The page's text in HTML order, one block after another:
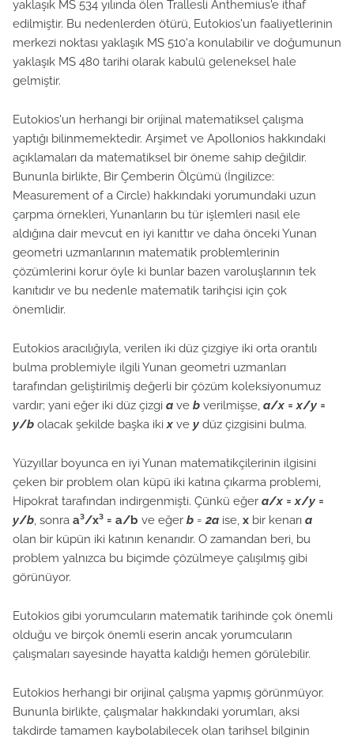
yaklaşık MS 534 yılında ölen Trallesli Anthemius'e ithaf
edilmiştir. Bu nedenlerden ötürü, Eutokios'un faaliyetlerinin
merkezi noktası yaklaşık MS 510'a konulabilir ve doğumunun
yaklaşık MS 480 tarihi olarak kabulü geleneksel hale
gelmiştir.
Eutokios'un herhangi bir orijinal matematiksel çalışma
yaptığı bilinmemektedir. Arşimet ve Apollonios hakkındaki
açıklamaları da matematiksel bir öneme sahip değildir.
Bununla birlikte, Bir Çemberin Ölçümü (İngilizce:
Measurement of a Circle) hakkındaki yorumundaki uzun
çarpma örnekleri, Yunanların bu tür işlemleri nasıl ele
aldığına dair mevcut en iyi kanıttır ve daha önceki Yunan
geometri uzmanlarının matematik problemlerinin
çözümlerini korur öyle ki bunlar bazen varoluşlarının tek
kanıtıdır ve bu nedenle matematik tarihçisi için çok
önemlidir.
Eutokios aracılığıyla, verilen iki düz çizgiye iki orta orantılı
bulma problemiyle ilgili Yunan geometri uzmanları
tarafından geliştirilmiş değerli bir çözüm koleksiyonumuz
vardır; yani eğer iki düz çizgi a ve b verilmişse, a/x = x/y =
y/b olacak şekilde başka iki x ve y düz çizgisini bulma.
Yüzyıllar boyunca en iyi Yunan matematikçilerinin ilgisini
çeken bir problem olan küpü iki katına çıkarma problemi,
Hipokrat tarafından indirgenmişti. Çünkü eğer a/x = x/y =
y/b , sonra a³/x³ = a/b ve eğer b = 2a ise, x bir kenarı a
olan bir küpün iki katının kenarıdır. O zamandan beri, bu
problem yalnızca bu biçimde çözülmeye çalışılmış gibi
görünüyor.
Eutokios gibi yorumcuların matematik tarihinde çok önemli
olduğu ve birçok önemli eserin ancak yorumcuların
çalışmaları sayesinde hayatta kaldığı hemen görülebilir.
Eutokios herhangi bir orijinal çalışma yapmış görünmüyor.
Bununla birlikte, çalışmalar hakkındaki yorumları, aksi
takdirde tamamen kaybolabilecek olan tarihsel bilginin